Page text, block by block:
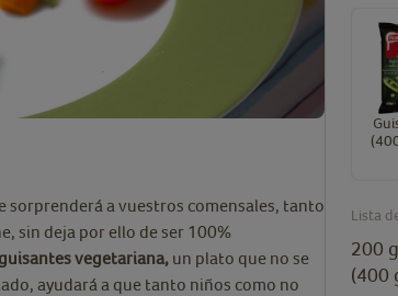
sorprenderá a vuestros comensales, tanto
sin deja por ello de ser 100%
vegetariana, un plato que no se
ayudará a que tanto niños como no
Lista
200
(400